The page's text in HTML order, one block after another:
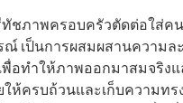
ชภาพครอบครัวตัดต่อใส่ค
เป็นการผสมผสานความล
พื่อทำให้ภาพออกมาสมจริง
ห้ครบถ้วนและเก็บความท